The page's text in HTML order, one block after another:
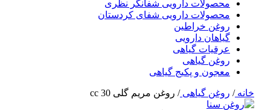
محصولات دارویی شفانگر نظری
محصولات دارویی شفای کردستان
روغن خراطین
گیاهان دارویی
عرقیات گیاهی
روغن گیاهی
معجون و پکیج گیاهی
خانه/ روغن گیاهی/ روغن مریم گلی 30 cc